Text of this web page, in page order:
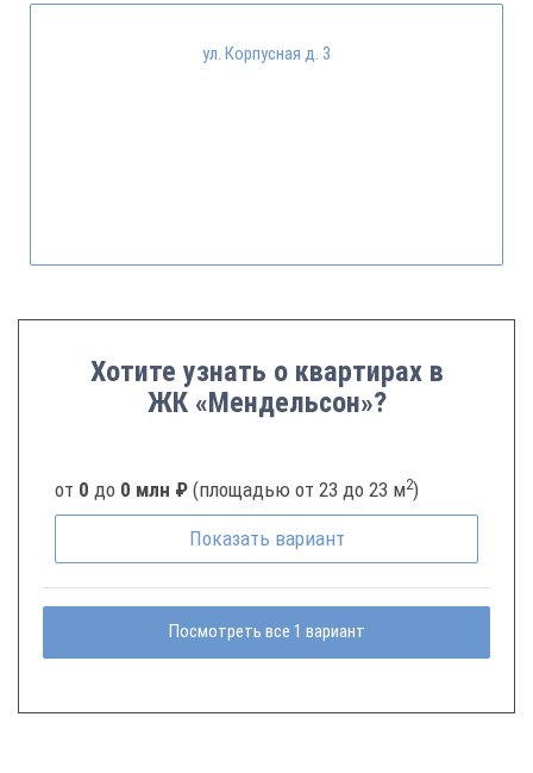
ул. Корпусная д. 3
Хотите узнать о квартирах в
ЖК «Мендельсон»?
от 0 до 0 млн ₽ (площадью от 23 до 23 м2)
Показать вариант
Посмотреть все 1 вариант